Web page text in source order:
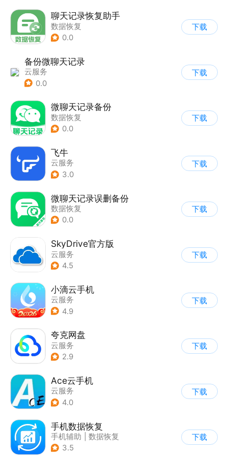
聊天记录恢复助手
数据恢复
0.0
下载
备份微聊天记录
云服务
0.0
下载
微聊天记录备份
数据恢复
0.0
下载
飞牛
云服务
3.0
下载
微聊天记录误删备份
数据恢复
0.0
下载
SkyDrive官方版
云服务
4.5
下载
小滴云手机
云服务
4.9
下载
夸克网盘
云服务
2.9
下载
Ace云手机
云服务
4.0
下载
手机数据恢复
手机辅助
数据恢复
3.5
下载